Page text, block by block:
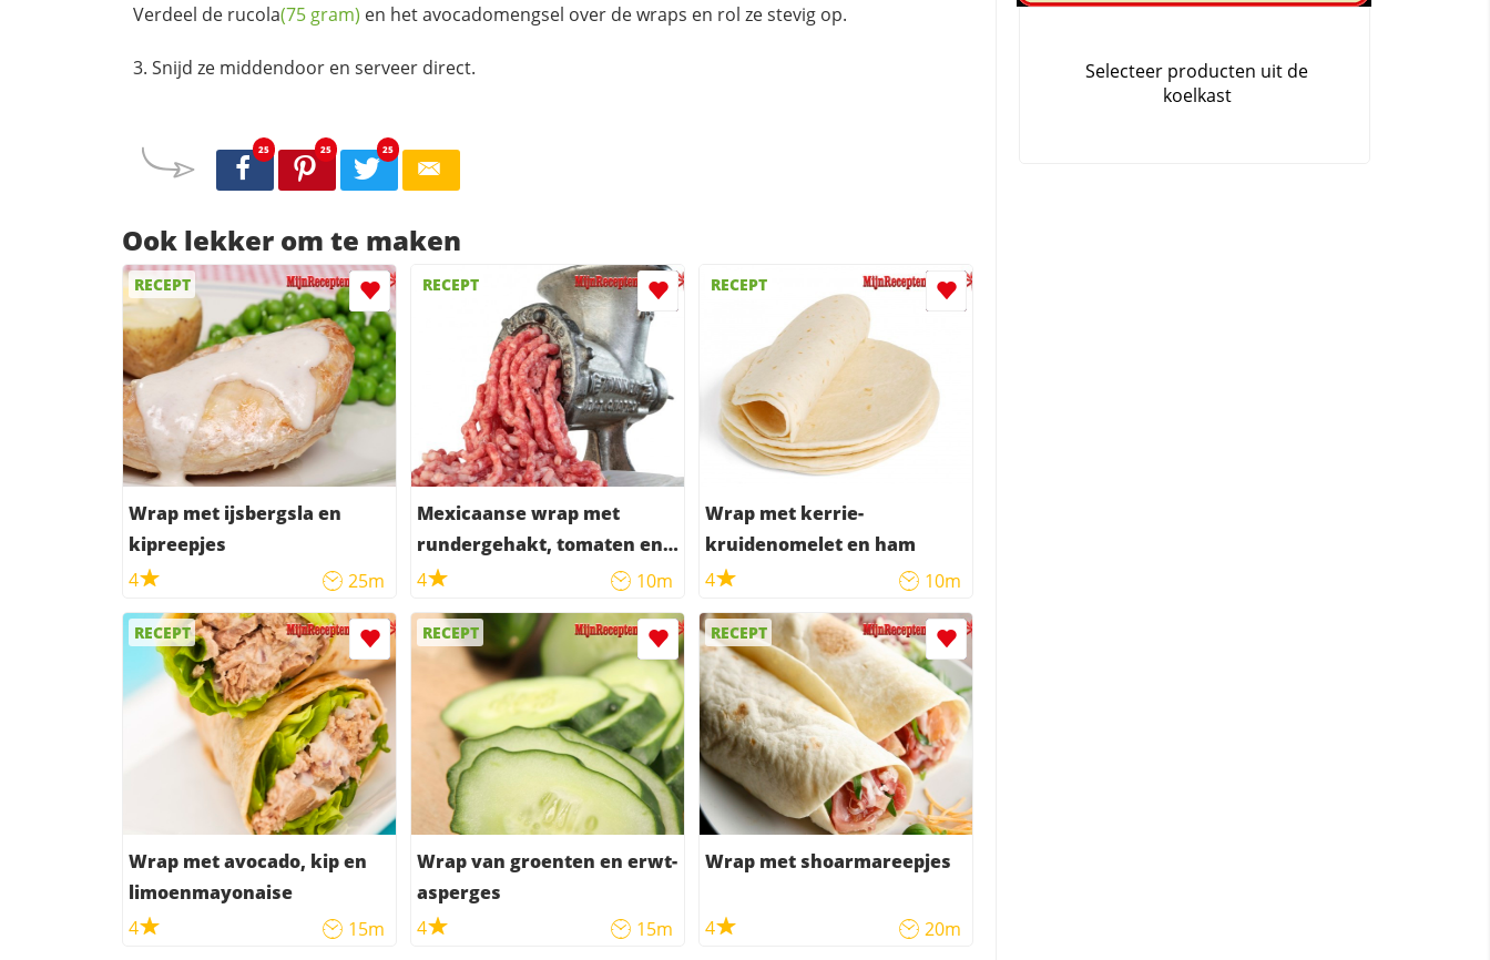
Verdeel de rucola(75 gram) en het avocadomengsel over de wraps en rol ze stevig op.
Snijd ze middendoor en serveer direct.
25 25 25
Ook lekker om te maken
RECEPT
Wrap met ijsbergsla en
kipreepjes
4
25m
RECEPT
Mexicaanse wrap met
rundergehakt, tomaten en
mais
4 10m
RECEPT
Wrap met kerrie-
kruidenomelet en ham
4
10m
RECEPT
Wrap met avocado, kip en
limoenmayonaise
4
15m
RECEPT
Wrap van groenten en erwt-
asperges
4
15m
RECEPT
Wrap met shoarmareepjes
4
20m